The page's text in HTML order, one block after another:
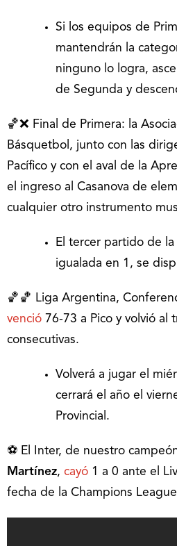
Si los equipos de
mantendrán la
ninguno lo logra,
de Segunda y
🏀❌ Final de Primera: la
Básquetbol, junto con las
Pacífico y con el aval de la
el ingreso al Casanova de
cualquier otro instrumento
El tercer partido de
igualada en 1, se
🏀🏀 Liga Argentina,
venció 76-73 a Pico y volvió al
consecutivas.
Volverá a jugar el
cerrará el año el
Provincial.
⚽ El Inter, de nuestro
Martínez, cayó 1 a 0 ante el
fecha de la Champions